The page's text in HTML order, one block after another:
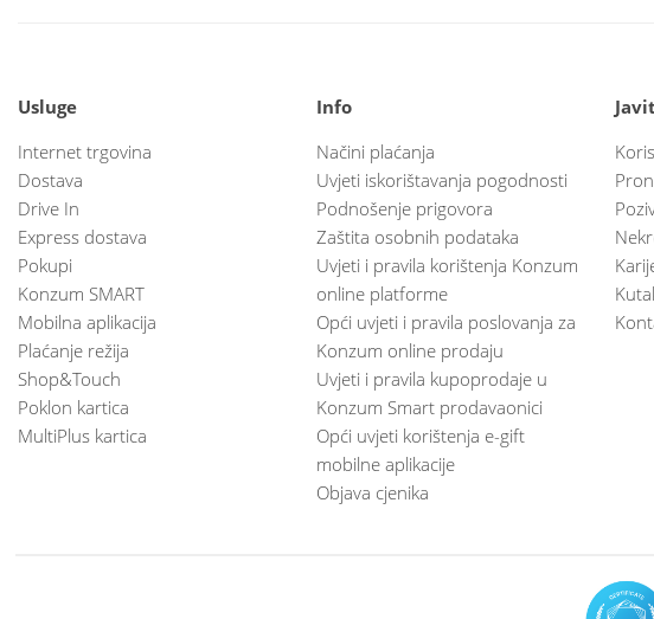
Usluge
Internet trgovina
Dostava
Drive In
Express dostava
Pokupi
Konzum SMART
Mobilna aplikacija
Plaćanje režija
Shop&Touch
Poklon kartica
MultiPlus kartica
Info
Načini plaćanja
Uvjeti iskorištavanja pogodnosti
Podnošenje prigovora
Zaštita osobnih podataka
Uvjeti i pravila korištenja Konzum
online platforme
Opći uvjeti i pravila poslovanja za
Konzum online prodaju
Uvjeti i pravila kupoprodaje u
Konzum Smart prodavaonici
Opći uvjeti korištenja e-gift
mobilne aplikacije
Objava cjenika